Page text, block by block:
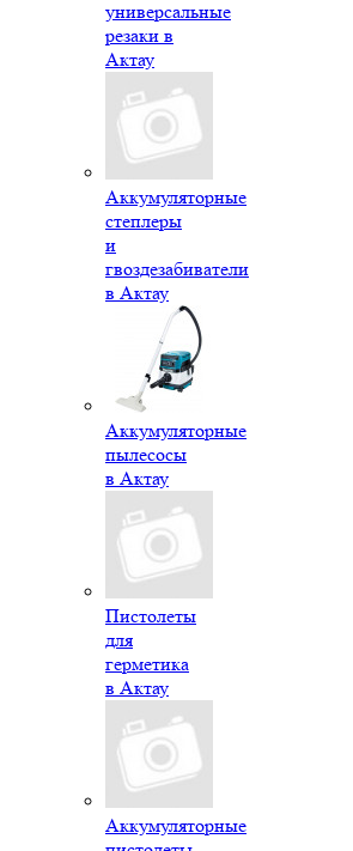
универсальные
резаки в
Актау
Аккумуляторные
степлеры
и
гвоздезабиватели
в Актау
Аккумуляторные
пылесосы
в Актау
Пистолеты
для
герметика
в Актау
Аккумуляторные